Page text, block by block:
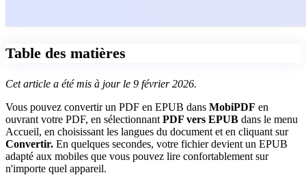
Table des matières
Cet article a été mis à jour le 9 février 2026.
Vous pouvez convertir un PDF en EPUB dans MobiPDF en
ouvrant votre PDF, en sélectionnant PDF vers EPUB dans le menu
Accueil, en choisissant les langues du document et en cliquant sur
Convertir. En quelques secondes, votre fichier devient un EPUB
adapté aux mobiles que vous pouvez lire confortablement sur
n'importe quel appareil.